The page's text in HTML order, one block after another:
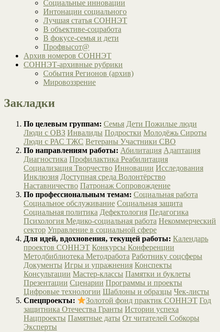
Социальные инновации
Интонации социального
Лучшая статья СОННЭТ
В объективе-соцработа
В фокусе-семья и дети
Профвысот@
Архив номеров СОННЭТ
СОННЭТ-архивные рубрики
События Регионов (архив)
Мировоззрение
Закладки
По целевым группам: Семья Дети Пожилые люди
Люди с ОВЗ Инвалиды Подростки Молодёжь Сироты
Люди с РАС ТЖС Ветераны Участники СВО
По направлениям работы: Абилитация Адаптация
Диагностика Профилактика Реабилитация
Социализация Творчество Инновации Исследования
Инклюзия Доступная среда Волонтёрство
Наставничество Патронаж Сопровождение
По профессиональным темам: Социальная работа
Социальное обслуживание Социальная защита
Социальная политика Дефектология Педагогика
Психология Медико-социальная работа Некоммерческий
сектор Управление в социальной сфере
Для идей, вдохновения, текущей работы: Календарь
проектов СОННЭТ Конкурсы Конференции
Методбиблиотека Методработа Работнику соцсферы
Документы Игры и упражнения Конспекты
Консультации Мастер-классы Памятки и буклеты
Презентации Сценарии Программы и проекты
Цифровые технологии Шаблоны и образцы Чек-листы
Спецпроекты:
Золотой фонд практик СОННЭТ Год
защитника Отечества Гранты Истории успеха
Нацпроекты Памятные даты От читателей Собкоры
Эксперты